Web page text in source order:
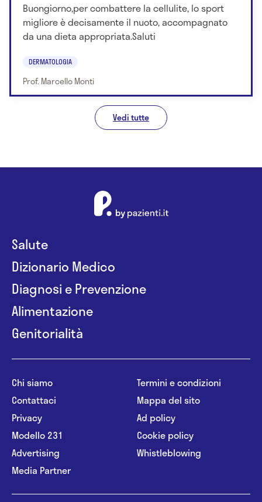
Buongiorno,per combattere la cellulite, lo sport
migliore è decisamente il nuoto, accompagnato
da una dieta appropriata.Saluti
DERMATOLOGIA
Prof. Marcello Monti
Vedi tutte
Salute
Dizionario Medico
Diagnosi e Prevenzione
Alimentazione
Genitorialità
Chi siamo
Contattaci
Privacy
Modello 231
Advertising
Media Partner
Termini e condizioni
Mappa del sito
Ad policy
Cookie policy
Whistleblowing